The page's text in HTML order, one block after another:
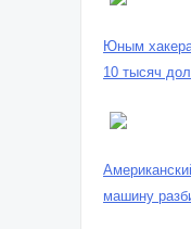
Юным
10 тысяч
машину